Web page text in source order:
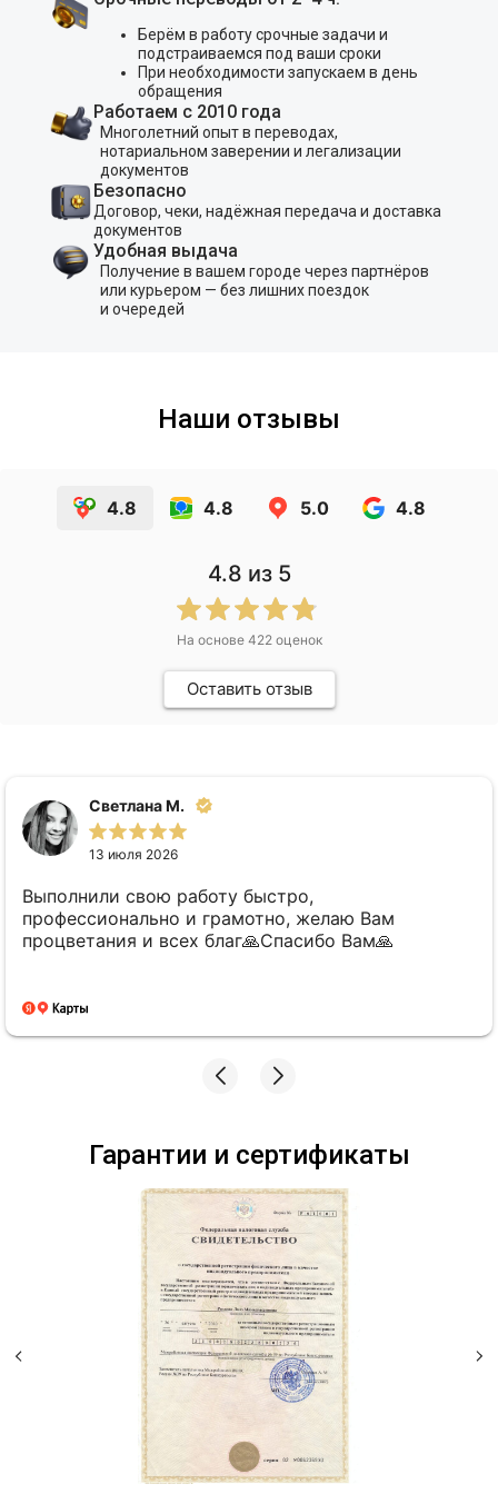
Берём в работу срочные задачи и
подстраиваемся под ваши сроки
При необходимости запускаем в день
обращения
Работаем с 2010 года
Многолетний опыт в переводах,
нотариальном заверении и легализации
документов
Безопасно
Договор, чеки, надёжная передача и доставка
документов
Удобная выдача
Получение в вашем городе через партнёров
или курьером — без лишних поездок
и очередей
Наши отзывы
4.8 4.8 5.0 4.8
4.8 из 5
На основе 422оценок
Оставить отзыв
Светлана М.
13 июля 2026
Выполнили свою работу быстро,
профессионально и грамотно, желаю Вам
процветания и всех благ🙏Спасибо Вам🙏
Гарантии и сертификаты